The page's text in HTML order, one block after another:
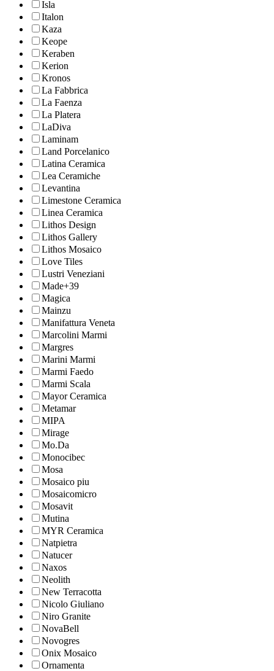
Isla
Italon
Kaza
Keope
Keraben
Kerion
Kronos
La Fabbrica
La Faenza
La Platera
LaDiva
Laminam
Land Porcelanico
Latina Ceramica
Lea Ceramiche
Levantina
Limestone Ceramica
Linea Ceramica
Lithos Design
Lithos Gallery
Lithos Mosaico
Love Tiles
Lustri Veneziani
Made+39
Magica
Mainzu
Manifattura Veneta
Marcolini Marmi
Margres
Marini Marmi
Marmi Faedo
Marmi Scala
Mayor Ceramica
Metamar
MIPA
Mirage
Mo.Da
Monocibec
Mosa
Mosaico piu
Mosaicomicro
Mosavit
Mutina
MYR Ceramica
Natpietra
Natucer
Naxos
Neolith
New Terracotta
Nicolo Giuliano
Niro Granite
NovaBell
Novogres
Onix Mosaico
Ornamenta